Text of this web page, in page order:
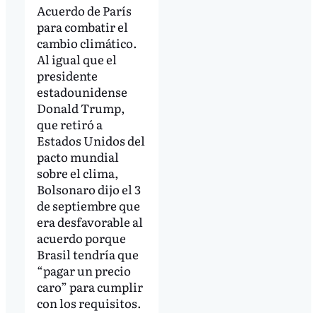
Acuerdo de París
para combatir el
cambio climático.
Al igual que el
presidente
estadounidense
Donald Trump,
que retiró a
Estados Unidos del
pacto mundial
sobre el clima,
Bolsonaro dijo el 3
de septiembre que
era desfavorable al
acuerdo porque
Brasil tendría que
“pagar un precio
caro” para cumplir
con los requisitos.